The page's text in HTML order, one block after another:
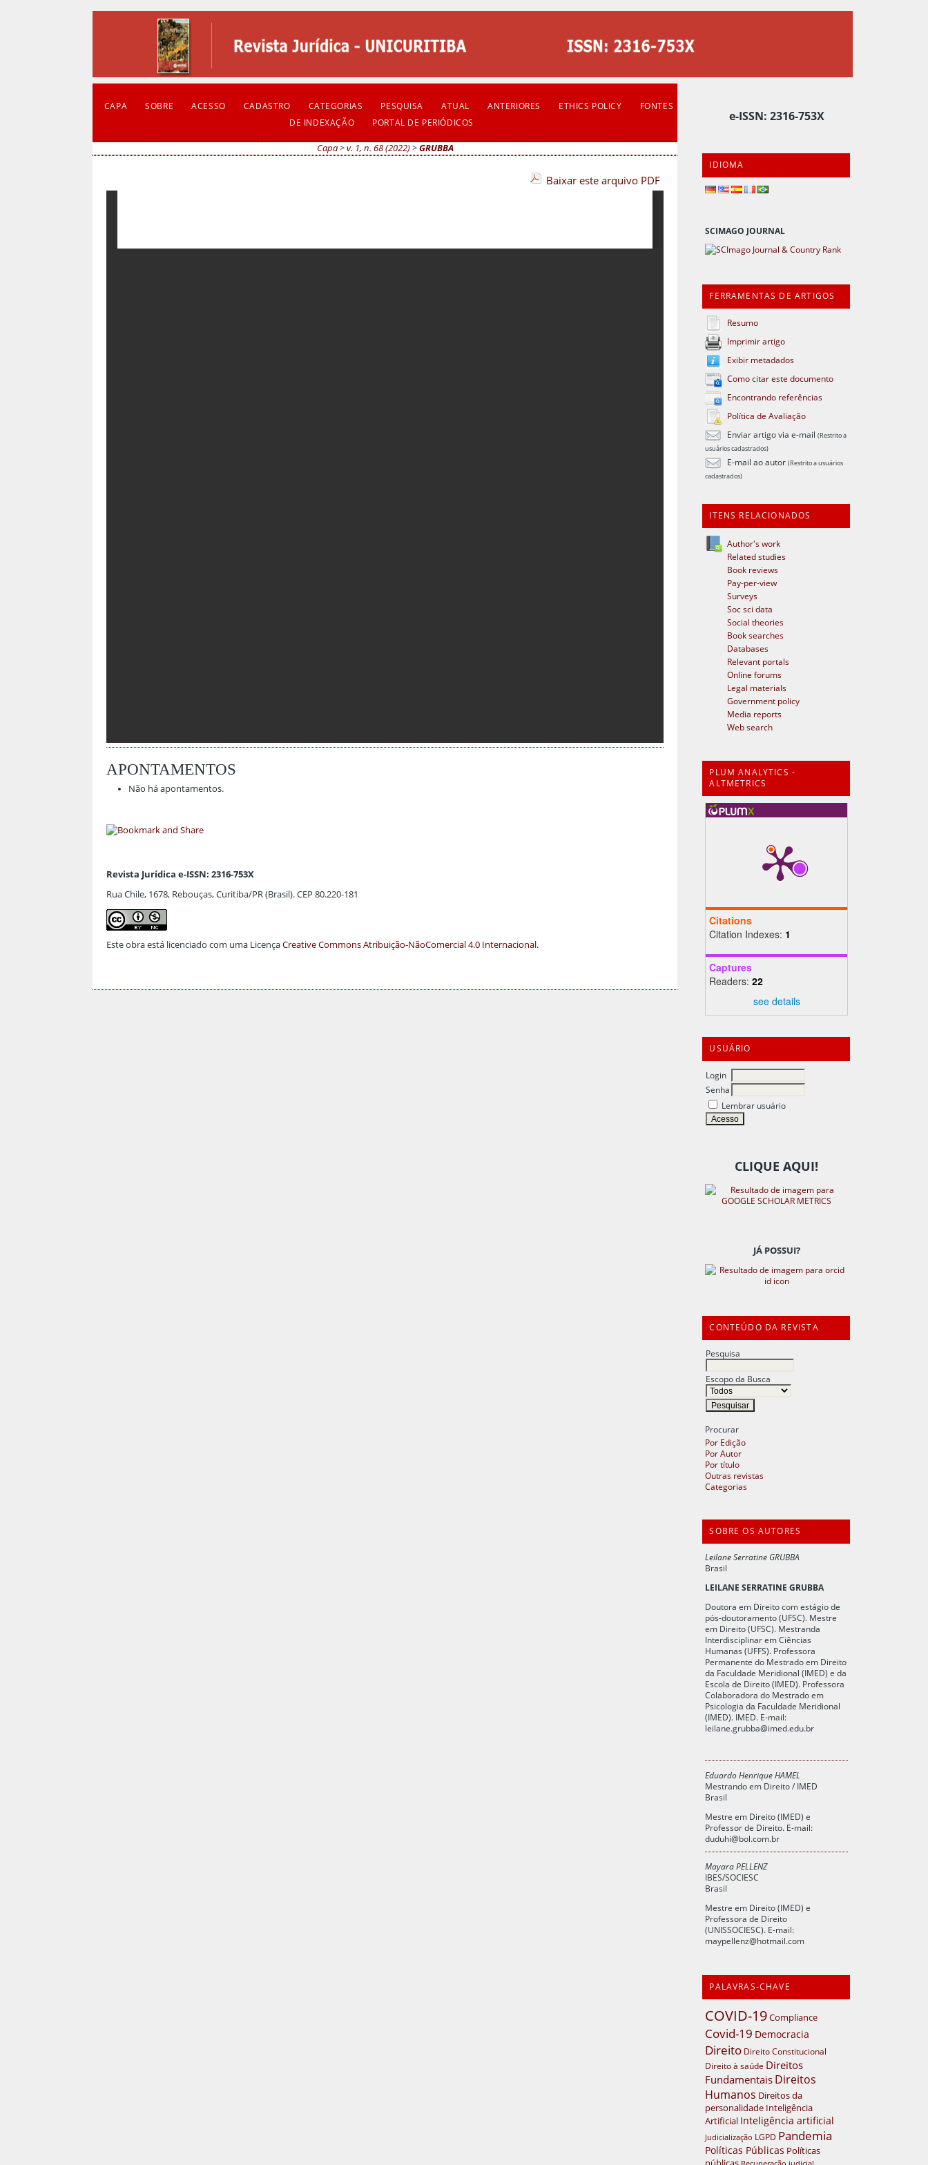
e-ISSN: 2316-753X
IDIOMA
SCIMAGO JOURNAL
FERRAMENTAS DE ARTIGOS
Resumo
Imprimir artigo
Exibir metadados
Como citar este documento
Encontrando referências
Política de Avaliação
Enviar artigo via e-mail(Restrito a
usuários cadastrados)
E-mail ao autor(Restrito a usuários
cadastrados)
ITENS RELACIONADOS
Author's work
Related studies
Book reviews
Pay-per-view
Surveys
Soc sci data
Social theories
Book searches
Databases
Relevant portals
Online forums
Legal materials
Government policy
Media reports
Web search
PLUM ANALYTICS -
ALTMETRICS
Citations
Citation Indexes: 1
Captures
Readers:22
see details
USUÁRIO
Login
Senha
Lembrar usuário
CLIQUE AQUI!
JÁ POSSUI?
CONTEÚDO DA REVISTA
Pesquisa
Escopo da Busca
Procurar
Por Edição
Por Autor
Por título
Outras revistas
Categorias
SOBRE OS AUTORES
Leilane Serratine GRUBBA
Brasil
LEILANE SERRATINE GRUBBA
Doutora em Direito com estágio de
pós-doutoramento (UFSC). Mestre
em Direito (UFSC). Mestranda
Interdisciplinar em Ciências
Humanas (UFFS). Professora
Permanente do Mestrado em Direito
da Faculdade Meridional (IMED) e da
Escola de Direito (IMED). Professora
Colaboradora do Mestrado em
Psicologia da Faculdade Meridional
(IMED). IMED. E-mail:
leilane.grubba@imed.edu.br
Eduardo Henrique HAMEL
Mestrando em Direito / IMED
Brasil
Mestre em Direito (IMED) e
Professor de Direito. E-mail:
duduhi@bol.com.br
Mayara PELLENZ
IBES/SOCIESC
Brasil
Mestre em Direito (IMED) e
Professora de Direito
(UNISSOCIESC). E-mail:
maypellenz@hotmail.com
PALAVRAS-CHAVE
COVID-19Compliance
Covid-19 Democracia
Direito Direito Constitucional
Direito à saúde Direitos
Fundamentais Direitos
Humanos Direitos da
personalidade Inteligência
Artificial Inteligência artificial
Judicialização LGPD Pandemia
Políticas Públicas Políticas
CAPA SOBRE ACESSO CADASTRO CATEGORIAS PESQUISA ATUAL ANTERIORES ETHICS POLICY
FONTES
DE INDEXAÇÃO
PORTAL DE PERIÓDICOS
Capa>v. 1, n. 68 (2022)>GRUBBA
Baixar este arquivo PDF
APONTAMENTOS
Não há apontamentos.
Revista Jurídica e-ISSN: 2316-753X
Rua Chile, 1678, Rebouças, Curitiba/PR (Brasil). CEP 80.220-181
Este obra está licenciado com uma LicençaCreative Commons Atribuição-NãoComercial 4.0 Internacional.